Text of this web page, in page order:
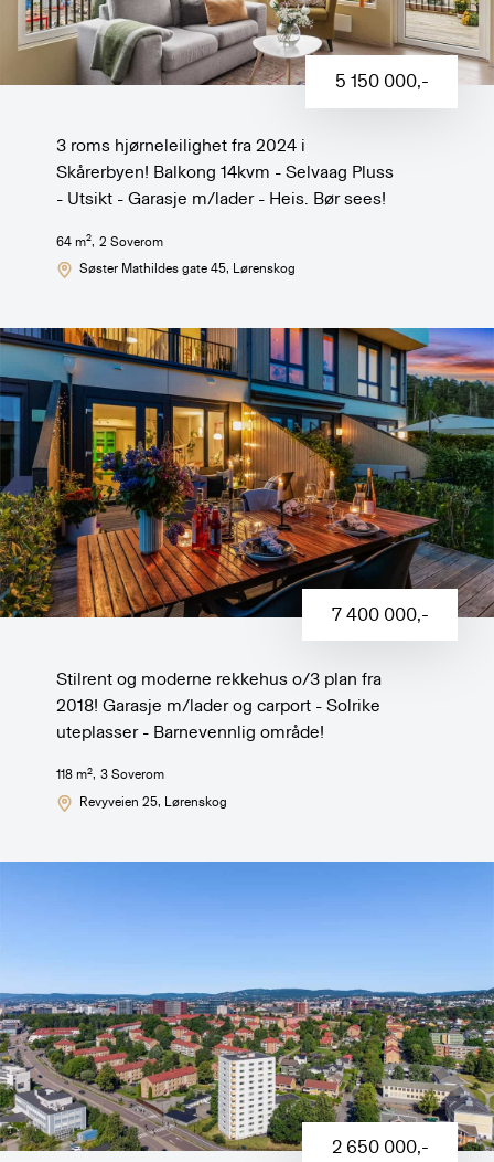
5 150 000,-
3 roms hjørneleilighet fra 2024 i
Skårerbyen! Balkong 14kvm - Selvaag Pluss
- Utsikt - Garasje m/lader - Heis. Bør sees!
64 m2, 2 Soverom
Søster Mathildes gate 45, Lørenskog
7 400 000,-
Stilrent og moderne rekkehus o/3 plan fra
2018! Garasje m/lader og carport - Solrike
uteplasser - Barnevennlig område!
118 m2, 3Soverom
Revyveien 25, Lørenskog
2 650 000,-